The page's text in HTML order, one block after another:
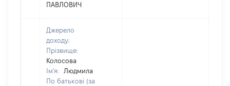
ПАВЛОВИЧ
Джерело
доходу:
Прізвище:
Колосова
Ім'я:
Людмила
По батькові (за